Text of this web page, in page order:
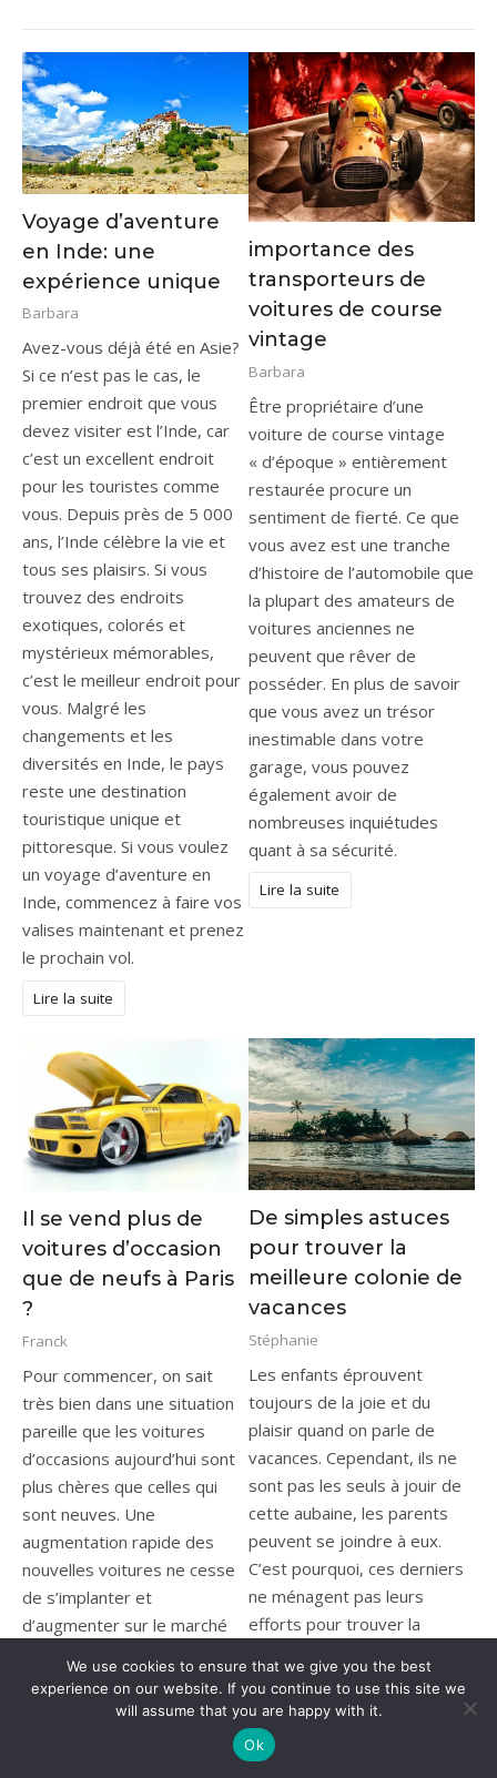
Voyage d’aventure
en Inde: une
expérience unique
Barbara
Avez-vous déjà été en Asie?
Si ce n’est pas le cas, le
premier endroit que vous
devez visiter est l’Inde, car
c’est un excellent endroit
pour les touristes comme
vous. Depuis près de 5 000
ans, l’Inde célèbre la vie et
tous ses plaisirs. Si vous
trouvez des endroits
exotiques, colorés et
mystérieux mémorables,
c’est le meilleur endroit pour
vous. Malgré les
changements et les
diversités en Inde, le pays
reste une destination
touristique unique et
pittoresque. Si vous voulez
un voyage d’aventure en
Inde, commencez à faire vos
valises maintenant et prenez
le prochain vol.
Lire la suite
importance des
transporteurs de
voitures de course
vintage
Barbara
Être propriétaire d’une
voiture de course vintage
« d’époque » entièrement
restaurée procure un
sentiment de fierté. Ce que
vous avez est une tranche
d’histoire de l’automobile que
la plupart des amateurs de
voitures anciennes ne
peuvent que rêver de
posséder. En plus de savoir
que vous avez un trésor
inestimable dans votre
garage, vous pouvez
également avoir de
nombreuses inquiétudes
quant à sa sécurité.
Lire la suite
Il se vend plus de
voitures d’occasion
que de neufs à Paris
?
Franck
Pour commencer, on sait
très bien dans une situation
pareille que les voitures
d’occasions aujourd’hui sont
plus chères que celles qui
sont neuves. Une
augmentation rapide des
nouvelles voitures ne cesse
de s’implanter et
d’augmenter sur le marché
Lire la suite
De simples astuces
pour trouver la
meilleure colonie de
vacances
Stéphanie
Les enfants éprouvent
toujours de la joie et du
plaisir quand on parle de
vacances. Cependant, ils ne
sont pas les seuls à jouir de
cette aubaine, les parents
peuvent se joindre à eux.
C’est pourquoi, ces derniers
ne ménagent pas leurs
efforts pour trouver la
adaptée à leur progéniture.
Lire la suite
We use cookies to ensure that we give you the best
experience on our website. If you continue to use this site we
will assume that you are happy with it.
Ok